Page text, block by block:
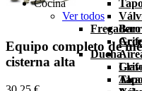
Ducha
Cocina
Ver todos
Fregadero
Equipo completo de
cisterna alta